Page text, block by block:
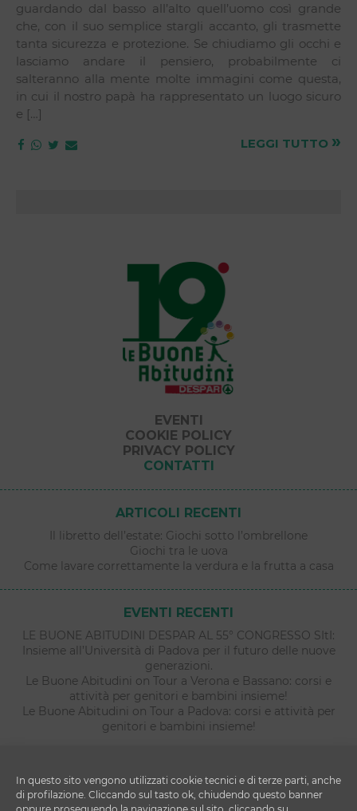
In questo sito vengono utilizzati cookie tecnici e di terze parti, anche
di profilazione. Cliccando sul tasto ok, chiudendo questo banner
guardando dal basso all’alto quell’uomo così grande
che, con il suo semplice stargli accanto, gli trasmette
tanta sicurezza e protezione. Se chiudiamo gli occhi e
lasciamo andare il pensiero, probabilmente ci
salteranno alla mente molte immagini come questa,
in cui il nostro papà ha rappresentato un luogo sicuro
e […]
LEGGI TUTTO »
EVENTI
COOKIE POLICY
PRIVACY POLICY
CONTATTI
ARTICOLI RECENTI
Il libretto dell’estate: Giochi sotto l’ombrellone
Giochi tra le uova
Come lavare correttamente la verdura e la frutta a casa
EVENTI RECENTI
LE BUONE ABITUDINI DESPAR AL 55° CONGRESSO SItI:
Insieme all’Università di Padova per il futuro delle nuove
generazioni.
Le Buone Abitudini on Tour a Verona e Bassano: corsi e
attività per genitori e bambini insieme!
Le Buone Abitudini on Tour a Padova: corsi e attività per
genitori e bambini insieme!